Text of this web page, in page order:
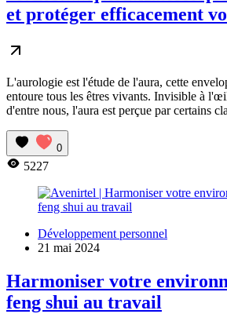
et protéger efficacement
L'aurologie est l'étude de l'aura, cette
entoure tous les êtres vivants. Invisible à
d'entre nous, l'aura est perçue par certains
0
5227
Développement personnel
21 mai 2024
Harmoniser votre
feng shui au travail